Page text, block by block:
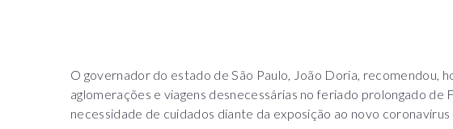
O governador do estado de São Paulo, João Doria, recomendou,
aglomerações e viagens desnecessárias no feriado prolongado de
necessidade de cuidados diante da exposição ao novo